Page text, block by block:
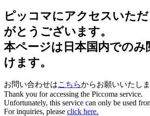
ピッコマにアクセスいた
がとうございます。
本ページは日本国内でのみ
けます。
お問い合わせはこちらからお願いいたしま
Thank you for accessing the Piccoma service.
Unfortunately, this service can only be used
For inquiries, please click here.